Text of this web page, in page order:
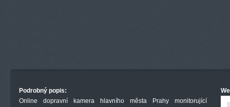
Podrobný popis:
Online dopravní kamera hlavního města Prahy monitorující